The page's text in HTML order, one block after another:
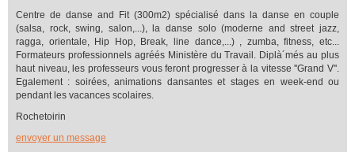
Centre de danse and Fit (300m2) spécialisé dans la danse en couple
(salsa, rock, swing, salon,...), la danse solo (moderne and street jazz,
ragga, orientale, Hip Hop, Break, line dance,...) , zumba, fitness, etc...
Formateurs professionnels agréés Ministère du Travail. Diplà´més au plus
haut niveau, les professeurs vous feront progresser à la vitesse ''Grand V''.
Egalement : soirées, animations dansantes et stages en week-end ou
pendant les vacances scolaires.
Rochetoirin
envoyer un message